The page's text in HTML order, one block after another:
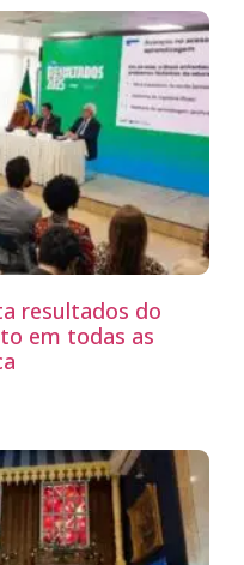
resultados do
em todas as